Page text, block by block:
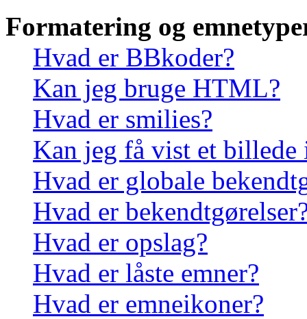
Formatering og
Hvad er BBkoder?
Kan jeg bruge HTML?
Hvad er smilies?
Kan jeg få vist et
Hvad er globale
Hvad er
Hvad er opslag?
Hvad er låste emner?
Hvad er emneikoner?